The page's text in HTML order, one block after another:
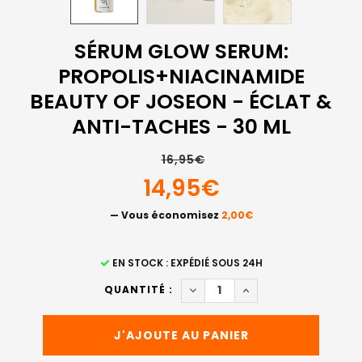
SÉRUM GLOW SERUM:
PROPOLIS+NIACINAMIDE
BEAUTY OF JOSEON - ÉCLAT &
ANTI-TACHES - 30 ML
16,95€
14,95€
— Vous économisez 2,00€
EN STOCK : EXPÉDIÉ SOUS 24H
QUANTITÉ :
DIMINUER LA QUANTITÉ DE
AUGMENTER LA